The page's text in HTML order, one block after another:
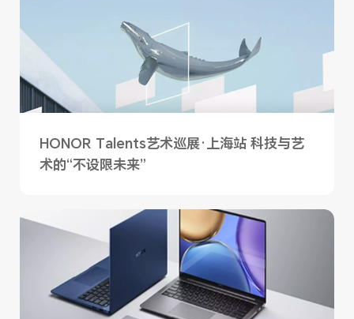
HONOR Talents艺术巡展·上海站 科技与艺
术的“不设限未来”